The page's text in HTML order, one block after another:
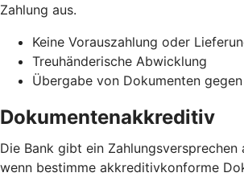
Zahlung aus.
Keine Vorauszahlung oder
Treuhänderische Abwicklung
Übergabe von Dokumenten
Dokumentenakkreditiv
Die Bank gibt ein Zahlungsversprechen
wenn bestimme akkreditivkonforme